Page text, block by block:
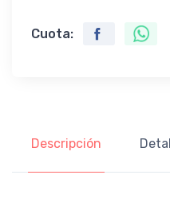
Cuota:
Descripción